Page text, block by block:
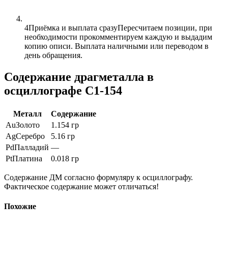
4Приёмка и выплата сразуПересчитаем позиции, при
необходимости прокомментируем каждую и выдадим
копию описи. Выплата наличными или переводом в
день обращения.
Содержание драгметалла в
осциллографе С1-154
Металл
Содержание
AuЗолото
1.154 гр
AgСеребро
5.16 гр
PdПалладий —
PtПлатина 0.018 гр
Содержание ДМ согласно формуляру к осциллографу.
Фактическое содержание может отличаться!
Похожие